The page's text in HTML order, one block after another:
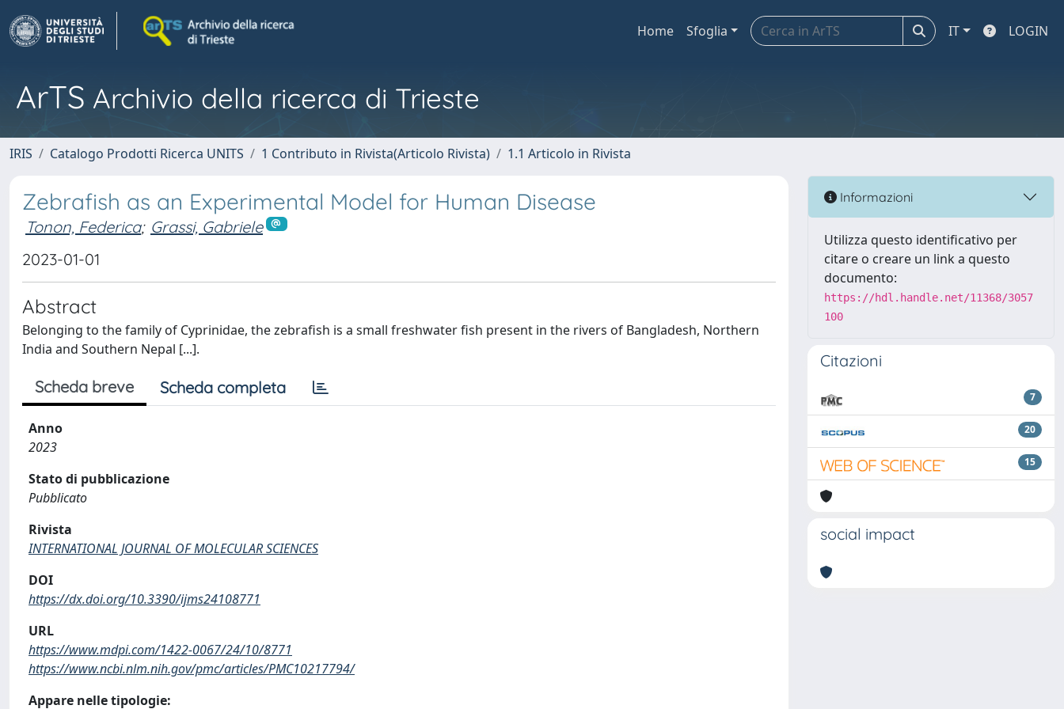
Home Sfoglia IT LOGIN
ArTS Archivio della ricerca di Trieste
IRIS Catalogo Prodotti Ricerca UNITS 1 Contributo in Rivista(Articolo Rivista) 1.1 Articolo in Rivista
Zebrafish as an Experimental Model for Human Disease
Tonon, Federica; Grassi, Gabriele
2023-01-01
Abstract
Belonging to the family of Cyprinidae, the zebrafish is a small freshwater fish present in the rivers of Bangladesh, Northern
India and Southern Nepal [...].
Scheda breve Scheda completa
Anno
2023
Stato di pubblicazione
Pubblicato
Rivista
INTERNATIONAL JOURNAL OF MOLECULAR SCIENCES
DOI
https://dx.doi.org/10.3390/ijms24108771
URL
https://www.mdpi.com/1422-0067/24/10/8771
https://www.ncbi.nlm.nih.gov/pmc/articles/PMC10217794/
Appare nelle tipologie:
Informazioni
Utilizza questo identificativo per
citare o creare un link a questo
documento:
https://hdl.handle.net/11368/3057
100
Citazioni
7
20
15
social impact